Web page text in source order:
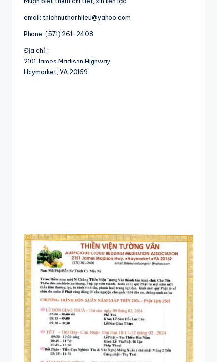
email: thichnuthanhlieu@yahoo.com
Phone: (571) 261-2408
Địa chỉ :
2101 James Madison Highway
Haymarket, VA 20169